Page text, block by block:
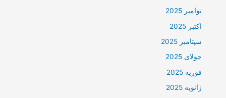
نوامبر 2025
اکتبر 2025
سپتامبر 2025
جولای 2025
فوریه 2025
ژانویه 2025